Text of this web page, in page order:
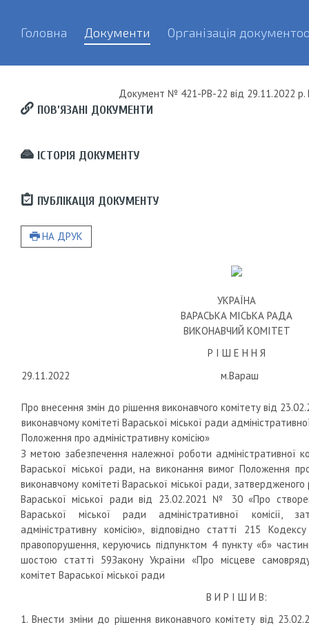
Головна Документи Організація
Документ № 421-РВ-22 від 29.11.2022 р.
ПОВ’ЯЗАНІ ДОКУМЕНТИ
ІСТОРІЯ ДОКУМЕНТУ
ПУБЛІКАЦІЯ ДОКУМЕНТУ
НА ДРУК
УКРАЇНА
ВАРАСЬКА МІСЬКА РАДА
ВИКОНАВЧИЙ КОМІТЕТ
Р І Ш Е Н Н Я
29.11.2022
м.Вараш
Про внесення змін до рішення виконавчого комітету від
виконавчому комітеті Вараської міської ради
Положення про адміністративну комісію»
З метою забезпечення належної роботи адміністративної
Вараської міської ради, на виконання вимог Положення
виконавчому комітеті Вараської міської ради,
Вараської міської ради від 23.02.2021 № 30 «Про
Вараської міської ради адміністративної комісії,
адміністративну комісію», відповідно статті 215
правопорушення, керуючись підпунктом 4 пункту «б»
шостою статті 59Закону України «Про місцеве
комітет Вараської міської ради
В И Р І Ш И В:
1. Внести зміни до рішення виконавчого комітету від